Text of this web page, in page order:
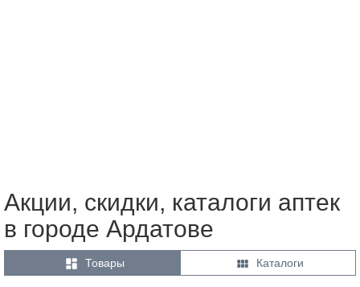
Акции, скидки, каталоги аптек
в городе Ардатове
 Товары  Каталоги